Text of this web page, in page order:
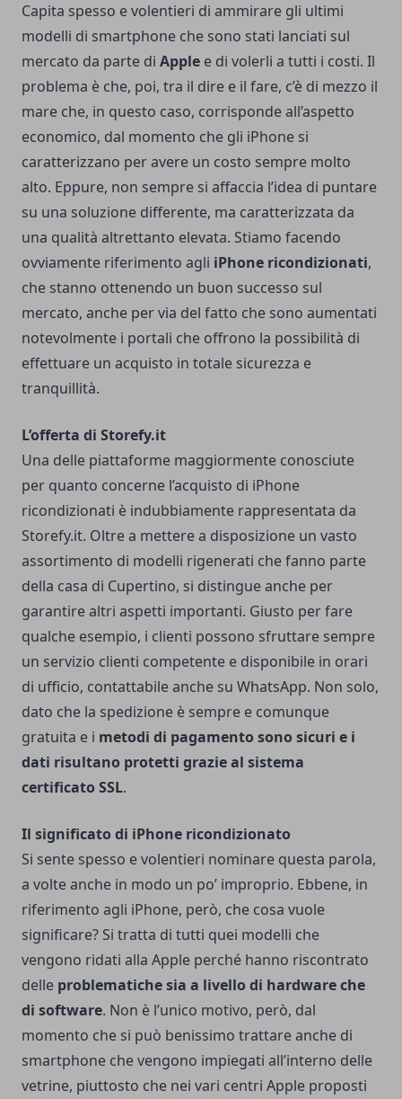
Capita spesso e volentieri di ammirare gli ultimi
modelli di smartphone che sono stati lanciati sul
mercato da parte di Apple e di volerli a tutti i costi. Il
problema è che, poi, tra il dire e il fare, c’è di mezzo il
mare che, in questo caso, corrisponde all’aspetto
economico, dal momento che gli iPhone si
caratterizzano per avere un costo sempre molto
alto. Eppure, non sempre si affaccia l’idea di puntare
su una soluzione differente, ma caratterizzata da
una qualità altrettanto elevata. Stiamo facendo
ovviamente riferimento agli iPhone ricondizionati,
che stanno ottenendo un buon successo sul
mercato, anche per via del fatto che sono aumentati
notevolmente i portali che offrono la possibilità di
effettuare un acquisto in totale sicurezza e
tranquillità.
L’offerta di Storefy.it
Una delle piattaforme maggiormente conosciute
per quanto concerne l’acquisto di iPhone
ricondizionati è indubbiamente rappresentata da
Storefy.it. Oltre a mettere a disposizione un vasto
assortimento di modelli rigenerati che fanno parte
della casa di Cupertino, si distingue anche per
garantire altri aspetti importanti. Giusto per fare
qualche esempio, i clienti possono sfruttare sempre
un servizio clienti competente e disponibile in orari
di ufficio, contattabile anche su WhatsApp. Non solo,
dato che la spedizione è sempre e comunque
gratuita e i metodi di pagamento sono sicuri e i
dati risultano protetti grazie al sistema
certificato SSL.
Il significato di iPhone ricondizionato
Si sente spesso e volentieri nominare questa parola,
a volte anche in modo un po’ improprio. Ebbene, in
riferimento agli iPhone, però, che cosa vuole
significare? Si tratta di tutti quei modelli che
vengono ridati alla Apple perché hanno riscontrato
delle problematiche sia a livello di hardware che
di software. Non è l’unico motivo, però, dal
momento che si può benissimo trattare anche di
smartphone che vengono impiegati all’interno delle
vetrine, piuttosto che nei vari centri Apple proposti